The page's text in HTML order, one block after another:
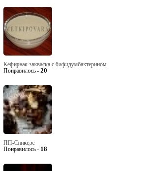
Кефирная закваска с бифидумбактерином
Понравилось - 20
ПП-Сникерс
Понравилось - 18